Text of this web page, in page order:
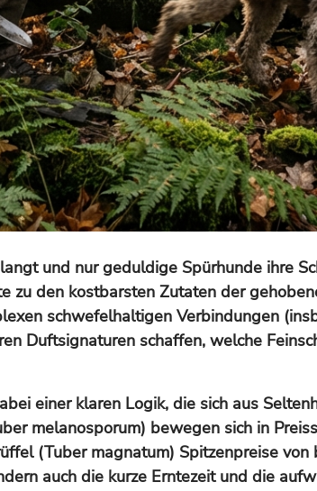
und nur geduldige Spürhunde ihre
zu den kostbarsten Zutaten der
schwefelhaltigen Verbindungen
Duftsignaturen schaffen, welche
einer klaren Logik, die sich aus
melanosporum) bewegen sich in
(Tuber magnatum) Spitzenpreise von
auch die kurze Erntezeit und die